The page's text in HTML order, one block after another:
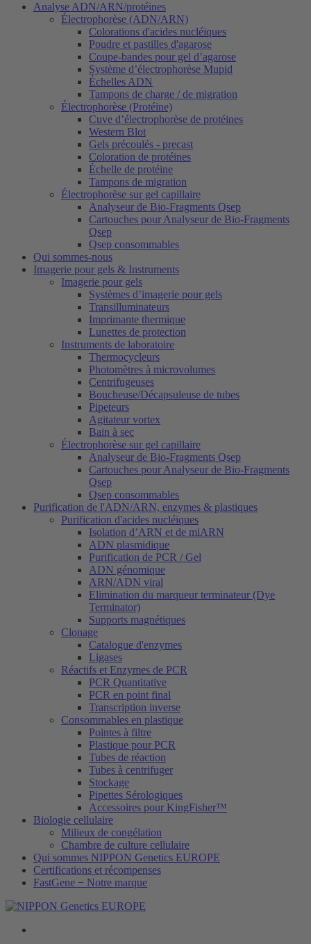
Analyse ADN/ARN/protéines
Électrophorèse (ADN/ARN)
Colorations d'acides nucléiques
Poudre et pastilles d'agarose
Coupe-bandes pour gel d’agarose
Système d’électrophorèse Mupid
Échelles ADN
Tampons de charge / de migration
Électrophorèse (Protéine)
Cuve d’électrophorèse de protéines
Western Blot
Gels précoulés - precast
Coloration de protéines
Échelle de protéine
Tampons de migration
Électrophorèse sur gel capillaire
Analyseur de Bio-Fragments Qsep
Cartouches pour Analyseur de Bio-Fragments
Qsep
Qsep consommables
Qui sommes-nous
Imagerie pour gels & Instruments
Imagerie pour gels
Systèmes d’imagerie pour gels
Transilluminateurs
Imprimante thermique
Lunettes de protection
Instruments de laboratoire
Thermocycleurs
Photomètres à microvolumes
Centrifugeuses
Boucheuse/Décapsuleuse de tubes
Pipeteurs
Agitateur vortex
Bain à sec
Électrophorèse sur gel capillaire
Analyseur de Bio-Fragments Qsep
Cartouches pour Analyseur de Bio-Fragments
Qsep
Qsep consommables
Purification de l'ADN/ARN, enzymes & plastiques
Purification d'acides nucléiques
Isolation d’ARN et de miARN
ADN plasmidique
Purification de PCR / Gel
ADN génomique
ARN/ADN viral
Elimination du marqueur terminateur (Dye
Terminator)
Supports magnétiques
Clonage
Catalogue d'enzymes
Ligases
Réactifs et Enzymes de PCR
PCR Quantitative
PCR en point final
Transcription inverse
Consommables en plastique
Pointes à filtre
Plastique pour PCR
Tubes de réaction
Tubes à centrifuger
Stockage
Pipettes Sérologiques
Accessoires pour KingFisher™
Biologie cellulaire
Milieux de congélation
Chambre de culture cellulaire
Qui sommes NIPPON Genetics EUROPE
Certifications et récompenses
FastGene − Notre marque